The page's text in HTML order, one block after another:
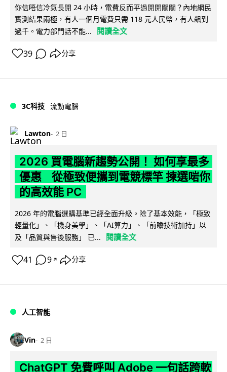
你信唔信冷氣長開 24 小時，電費反而平過開開關關？內地網民
實測結果兩極，有人一個月電費只需 118 元人民幣，有人飆到
過千。電力部門話不能...
閱讀全文
39 分享
3C科技 流動電腦
Lawton 2 日
2026 買電腦新趨勢公開！ 如何享最多
優惠 從極致便攜到電競標竿 揀選啱你
的高效能 PC
2026 年的電腦選購基準已經全面升級。除了基本效能，「極致
輕量化」、「機身美學」、「AI算力」、「前瞻技術加持」以
及「品質與售後服務」 已...
閱讀全文
41 9 ↗ 分享
人工智能
Vin 2 日
ChatGPT 免費呼叫 Adobe 一句話跨軟